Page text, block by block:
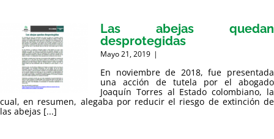
Las abejas quedan
desprotegidas
Mayo 21, 2019 |
En noviembre de 2018, fue presentada
una acción de tutela por el abogado
Joaquín Torres al Estado colombiano, la
cual, en resumen, alegaba por reducir el riesgo de extinción de
las abejas [...]